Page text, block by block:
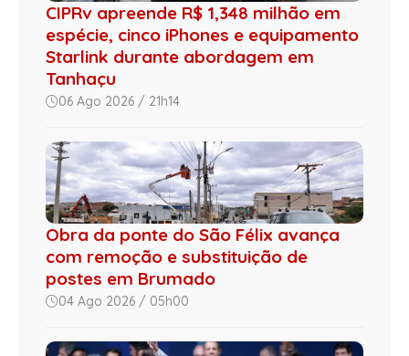
CIPRv apreende R$ 1,348 milhão em
espécie, cinco iPhones e equipamento
Starlink durante abordagem em
Tanhaçu
06 Ago 2026 / 21h14
Obra da ponte do São Félix avança
com remoção e substituição de
postes em Brumado
04 Ago 2026 / 05h00